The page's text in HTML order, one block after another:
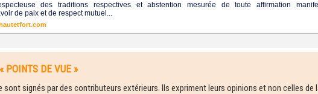
des traditions respectives et abstention mesurée de toute affirmation
de paix et de respect mutuel...
POINTS DE VUE »
signés par des contributeurs extérieurs. Ils expriment leurs opinions et non celles de